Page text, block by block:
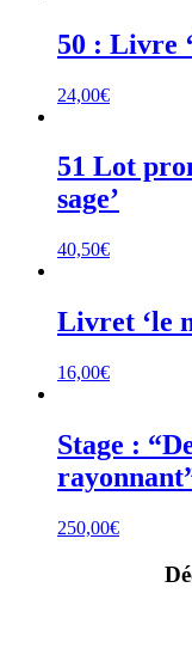
était :
34,00€.
50 : Livre
24,00€
51 Lot
sage’
40,50€
Livret ‘le
16,00€
Stage :
250,00€